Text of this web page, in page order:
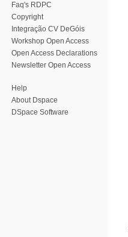
Faq's RDPC
Copyright
Integração CV DeGóis
Workshop Open Access
Open Access Declarations
Newsletter Open Access
Help
About Dspace
DSpace Software